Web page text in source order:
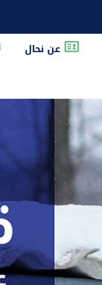
عن نحال